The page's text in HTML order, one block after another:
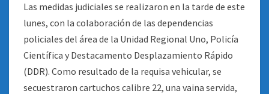
Las medidas judiciales se realizaron en la tarde de este
lunes, con la colaboración de las dependencias
policiales del área de la Unidad Regional Uno, Policía
Científica y Destacamento Desplazamiento Rápido
(DDR). Como resultado de la requisa vehicular, se
secuestraron cartuchos calibre 22, una vaina servida,